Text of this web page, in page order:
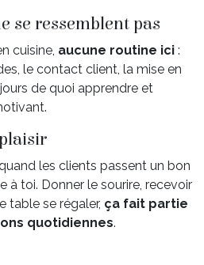
se ressemblent pas
cuisine, aucune routine ici :
le contact client, la mise en
de quoi apprendre et
les clients passent un bon
à toi. Donner le sourire, recevoir
table se régaler, ça fait partie
quotidiennes.